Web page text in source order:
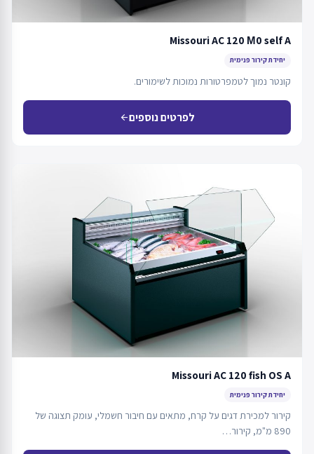
Missouri AC 120 М0 self A
יחידת קירור פנימית
קונטר נמוך לטמפרטורות נמוכות לשימורים.
לפרטים נוספיםarrow_back
Missouri AC 120 fish OS A
יחידת קירור פנימית
קירור למכירת דגים על קרח, מתאים עם חיבור חשמלי, עומק תצוגה של
890 מ"מ, קירור…